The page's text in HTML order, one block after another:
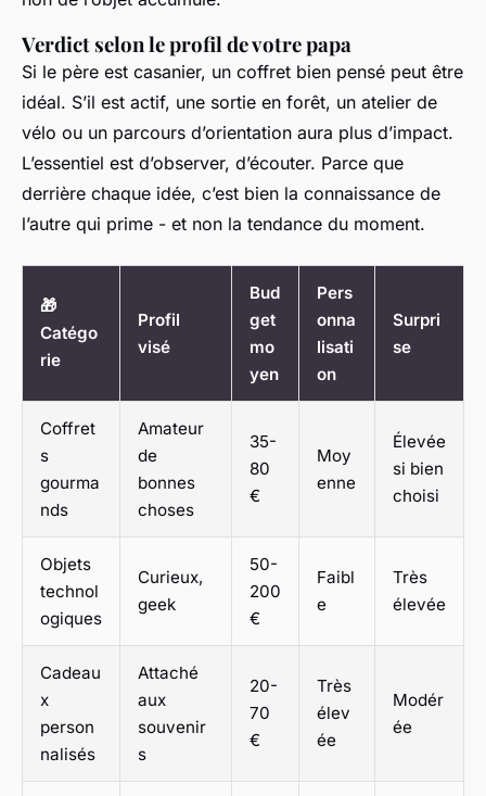
Verdict selon le profil de votre papa
Si le père est casanier, un coffret bien pensé peut être
idéal. S’il est actif, une sortie en forêt, un atelier de
vélo ou un parcours d’orientation aura plus d’impact.
L’essentiel est d’observer, d’écouter. Parce que
derrière chaque idée, c’est bien la connaissance de
l’autre qui prime - et non la tendance du moment.
🎁
Catégo
rie
Profil
visé
Bud
get
mo
yen
Pers
onna
lisati
on
Surpri
se
Coffret
s
gourma
nds
Amateur
de
bonnes
choses
35-
80
€
Moy
enne
Élevée
si bien
choisi
Objets
technol
ogiques
Curieux,
geek
50-
200
€
Faibl
e
Très
élevée
Cadeau
x
person
nalisés
Attaché
aux
souvenir
s
20-
70
€
Très
élev
ée
Modér
ée